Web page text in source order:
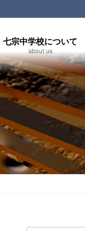
七宗中学校について
about us